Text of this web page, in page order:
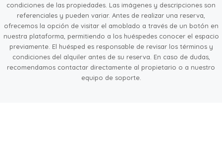
condiciones de las propiedades. Las imágenes y descripciones son
referenciales y pueden variar. Antes de realizar una reserva,
ofrecemos la opción de visitar el amoblado a través de un botón en
nuestra plataforma, permitiendo a los huéspedes conocer el espacio
previamente. El huésped es responsable de revisar los términos y
condiciones del alquiler antes de su reserva. En caso de dudas,
recomendamos contactar directamente al propietario o a nuestro
equipo de soporte.